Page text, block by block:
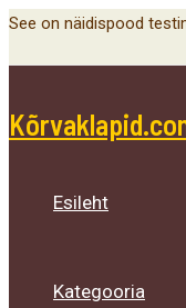
Skip
See on näidispood
Esileht
Kategooria
Main
Menu